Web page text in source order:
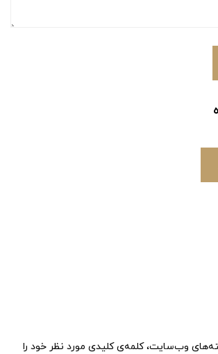
وب‌سایت، کلمه‌ی کلیدی مورد نظر خود را